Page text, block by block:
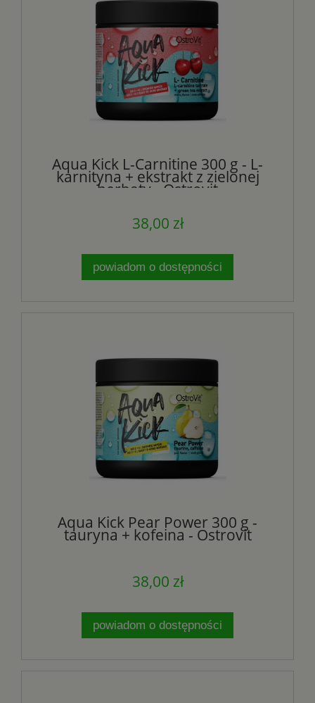
Aqua Kick L-Carnitine 300 g - L-
karnityna + ekstrakt z zielonej
herbaty - Ostrovit
38,00 zł
powiadom o dostępności
Aqua Kick Pear Power 300 g -
tauryna + kofeina - Ostrovit
38,00 zł
powiadom o dostępności